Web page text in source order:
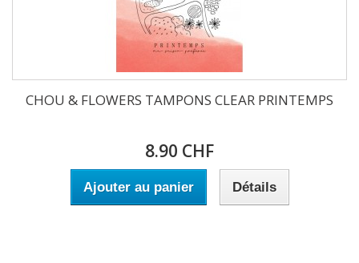
CHOU & FLOWERS TAMPONS CLEAR PRINTEMPS
8.90 CHF
Ajouter au panier Détails